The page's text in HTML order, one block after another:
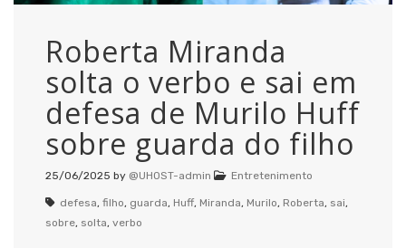
Roberta Miranda
solta o verbo e sai em
defesa de Murilo Huff
sobre guarda do filho
25/06/2025 by @UHOST-admin Entretenimento
defesa, filho, guarda, Huff, Miranda, Murilo, Roberta, sai,
sobre, solta, verbo